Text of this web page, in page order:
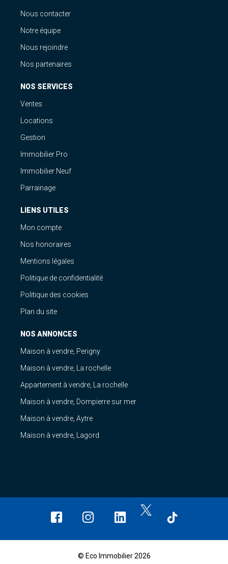
Nous contacter
Notre équipe
Nous rejoindre
Nos partenaires
NOS SERVICES
Ventes
Locations
Gestion
Immobilier Pro
Immobilier Neuf
Parrainage
LIENS UTILES
Mon compte
Nos honoraires
Mentions légales
Politique de confidentialité
Politique des cookies
Plan du site
NOS ANNONCES
Maison à vendre, Perigny
Maison à vendre, La rochelle
Appartement à vendre, La rochelle
Maison à vendre, Dompierre sur mer
Maison à vendre, Aytre
Maison à vendre, Lagord
© Eco Immobilier 2026